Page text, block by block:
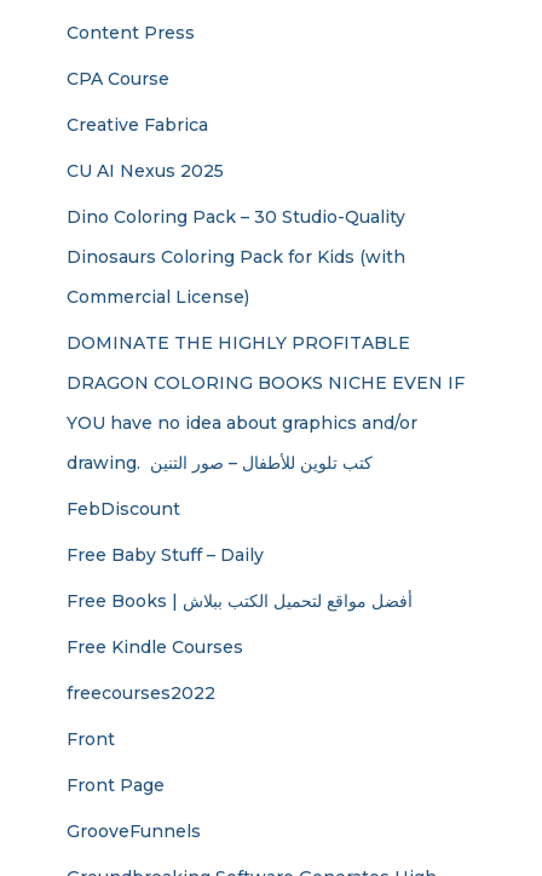
Content Press
CPA Course
Creative Fabrica
CU AI Nexus 2025
Dino Coloring Pack – 30 Studio-Quality
Dinosaurs Coloring Pack for Kids (with
Commercial License)
DOMINATE THE HIGHLY PROFITABLE
DRAGON COLORING BOOKS NICHE EVEN IF
YOU have no idea about graphics and/or
drawing. ​ كتب تلوين للأطفال – صور التنين
FebDiscount
Free Baby Stuff – Daily
Free Books | أفضل مواقع لتحميل الكتب ببلاش
Free Kindle Courses
freecourses2022
Front
Front Page
GrooveFunnels